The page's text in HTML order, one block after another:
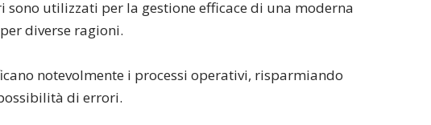
utilizzati per la gestione efficace di una moderna
diverse ragioni.
notevolmente i processi operativi, risparmiando
di errori.